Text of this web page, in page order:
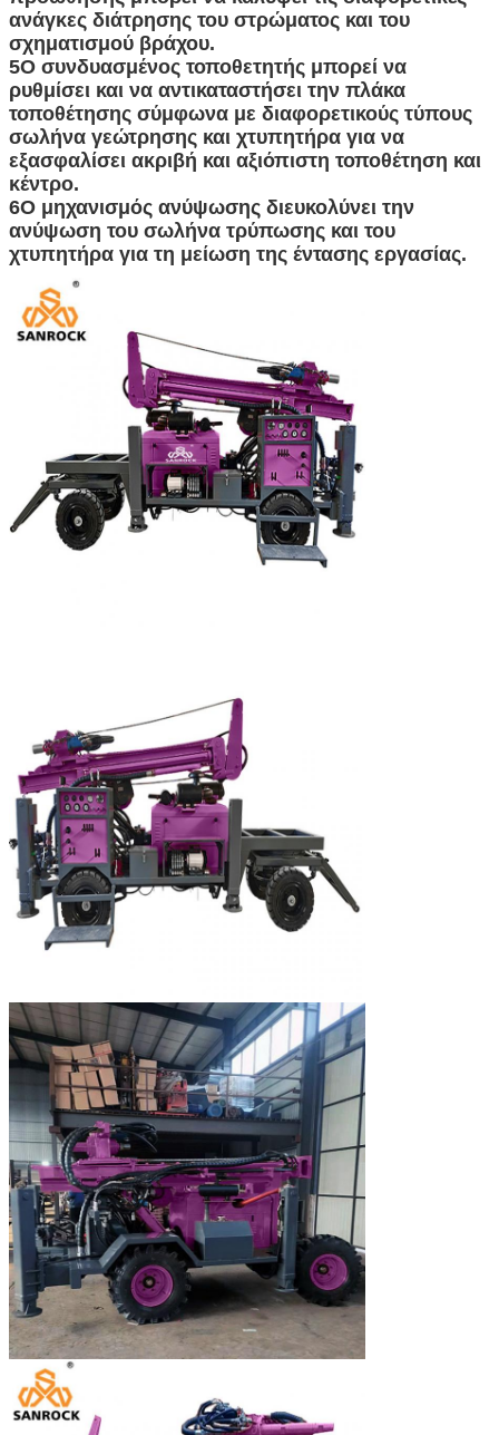
υποβολή
ανάγκες διάτρησης του στρώματος και του
σχηματισμού βράχου.
5Ο συνδυασμένος τοποθετητής μπορεί να
ρυθμίσει και να αντικαταστήσει την πλάκα
τοποθέτησης σύμφωνα με διαφορετικούς τύπους
σωλήνα γεώτρησης και χτυπητήρα για να
εξασφαλίσει ακριβή και αξιόπιστη τοποθέτηση και
κέντρο.
6Ο μηχανισμός ανύψωσης διευκολύνει την
ανύψωση του σωλήνα τρύπωσης και του
χτυπητήρα για τη μείωση της έντασης εργασίας.